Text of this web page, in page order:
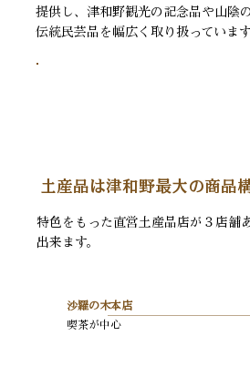
提供し、津和野観光の記念品や山陰
伝統民芸品を幅広く取り扱っています
土産品は津和野最大の商品
特色をもった直営土産品店が３店舗
出来ます。
沙羅の木本店
喫茶が中心